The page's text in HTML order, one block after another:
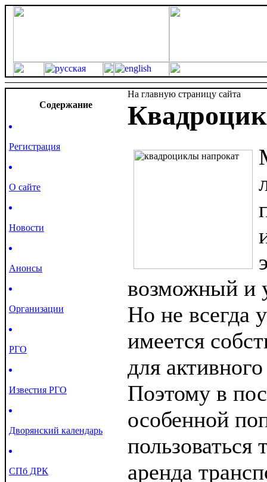
Cодержание
Регистрация
О сайте
Новости
Анонсы
Организации
РГО
Известия РГО
Дворянский календарь
СПб ДРК
На главную страницу сайта
возможный и
Но не всегда
имеется
для
Поэтому в
особенной
пользоваться
аренда